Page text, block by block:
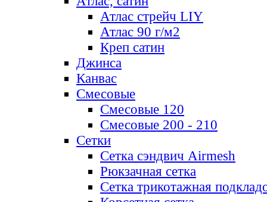
Атлас стрейч LIY
Атлас 90 г/м2
Креп сатин
Джинса
Канвас
Смесовые
Смесовые 120
Смесовые 200 - 210
Сетки
Сетка сэндвич Airmesh
Рюкзачная сетка
Сетка трикотажная